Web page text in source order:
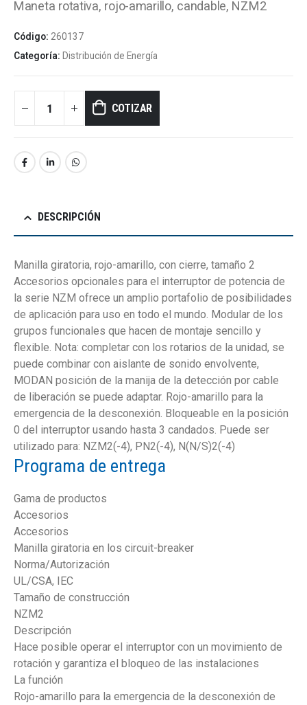
Maneta rotativa, rojo-amarillo, candable, NZM2
Código: 260137
Categoría: Distribución de Energía
COTIZAR
DESCRIPCIÓN
Manilla giratoria, rojo-amarillo, con cierre, tamaño 2
Accesorios opcionales para el interruptor de potencia de
la serie NZM ofrece un amplio portafolio de posibilidades
de aplicación para uso en todo el mundo. Modular de los
grupos funcionales que hacen de montaje sencillo y
flexible. Nota: completar con los rotarios de la unidad, se
puede combinar con aislante de sonido envolvente,
MODAN posición de la manija de la detección por cable
de liberación se puede adaptar. Rojo-amarillo para la
emergencia de la desconexión. Bloqueable en la posición
0 del interruptor usando hasta 3 candados. Puede ser
utilizado para: NZM2(-4), PN2(-4), N(N/S)2(-4)
Programa de entrega
Gama de productos
Accesorios
Accesorios
Manilla giratoria en los circuit-breaker
Norma/Autorización
UL/CSA, IEC
Tamaño de construcción
NZM2
Descripción
Hace posible operar el interruptor con un movimiento de
rotación y garantiza el bloqueo de las instalaciones
La función
Rojo-amarillo para la emergencia de la desconexión de